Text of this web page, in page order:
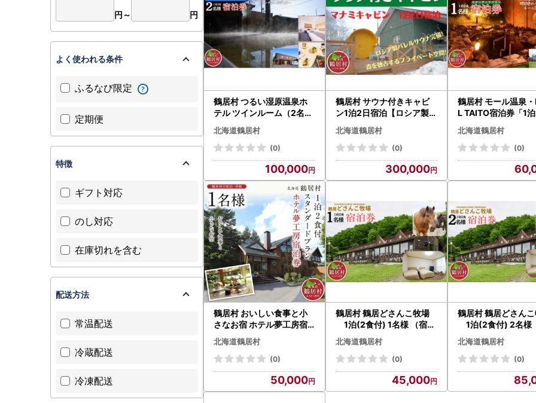
鶴居村 つるい湿原温泉ホ
テル ツインルーム（2名）
1泊2食付 ディナーはフレ
ンチのコース料理！ （宿
泊 宿 温泉 2食付き サウナ
有り プレゼント釧路の隣
釧路空港 から近い 北海道
ふるさと納税 ふるなび ）
北海道鶴居村
(0)
100,000
鶴居村 サウナ付きキャビ
ン1泊2日宿泊【ロシア製バ
レルサウナ完備】（宿泊
宿 サウナ有り 釧路の隣 釧
路空港 から近い 北海道 ふ
るさと納税 ふるなび ）
北海道鶴居村
(0)
300,000
鶴居村 モール温泉
L TAITO宿泊券「1
スタンダードプラ
様)」（宿泊 宿 温泉
き サウナ有り 釧路の隣 釧
路空港 から近い 北
北海道鶴居村
(0)
鶴居村 おいしい食事と小
さなお宿 ホテル夢工房宿
泊券【一泊二食付きスタン
ダードプラン】1名様（宿
泊 宿 温泉 2食付き 釧路の
隣 釧路空港 から近い 北海
道 ふるさと納税 ふるなび
）
北海道鶴居村
(0)
50,000
鶴居村 鶴居どさんこ牧場
1泊(2食付) 1名様 （宿泊
宿 2食付き 馬 ウマ うま ど
さんこ 釧路の隣 釧路空港
から近い 北海道 観光 トラ
ベル ホテル 旅行 宿泊 アク
ティビティ ふるさと納税
ふるなび ）
北海道鶴居村
(0)
45,000
鶴居村 鶴居どさん
1泊(2食付) 2名様
宿 2食付き 馬 ウマ
さんこ 釧路の隣 釧
から近い 北海道 観
ベル ホテル 旅行 宿
ティビティ ふるさ
ふるなび ）
北海道鶴居村
(0)
円～ 円
よく使われる条件
ふるなび限定
定期便
特徴
ギフト対応
のし対応
在庫切れを含む
配送方法
常温配送
冷蔵配送
冷凍配送